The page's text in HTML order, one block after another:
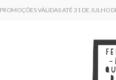
VÁLIDAS ATÉ 31 DE JULHO